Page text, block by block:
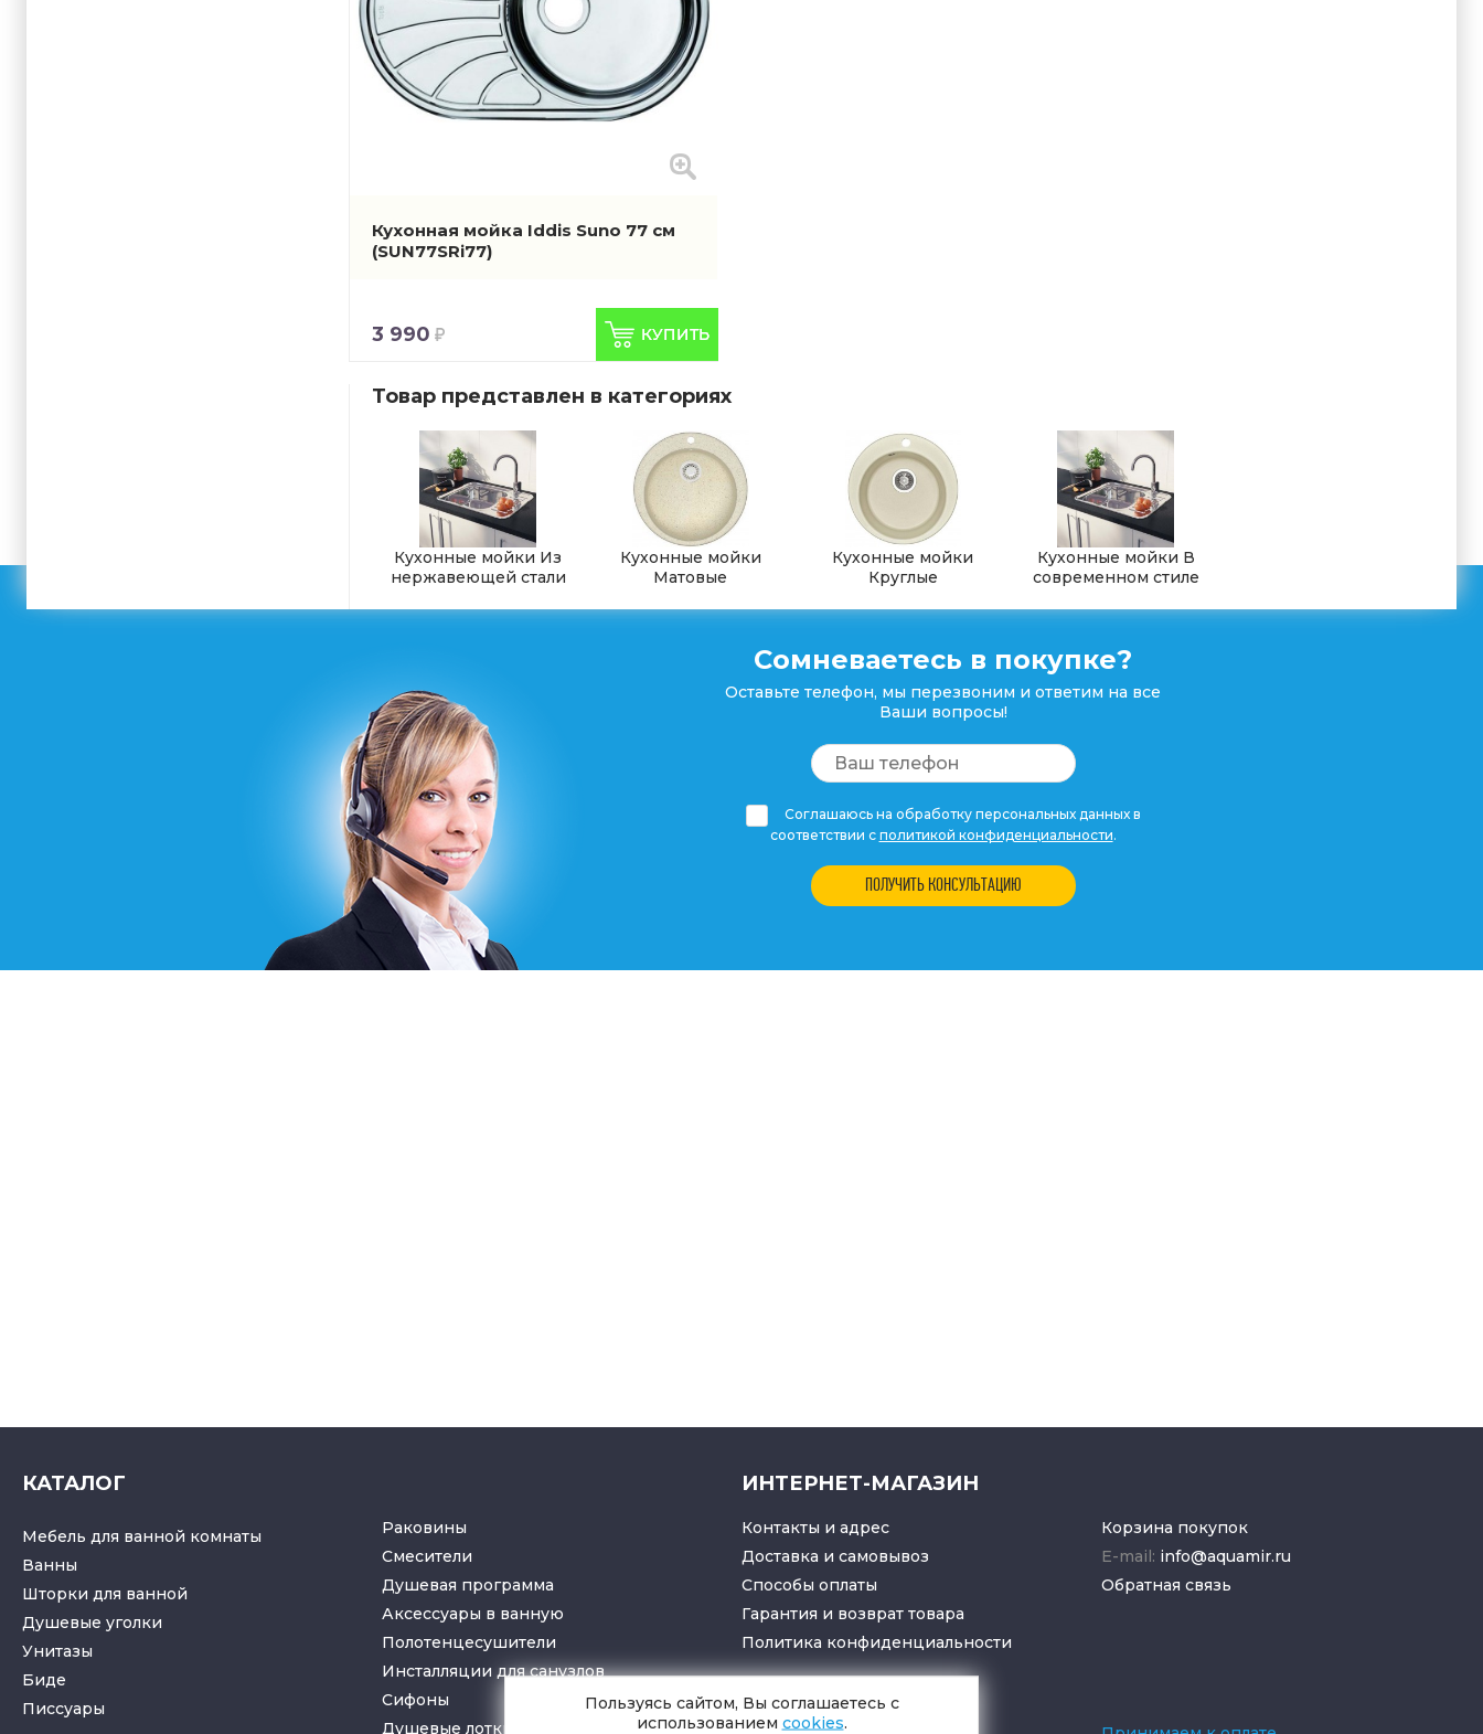
Кухонная мойка Iddis Suno 77 см
(SUN77SRi77)
3 990
Товар представлен в категориях
Кухонные мойки Из
нержавеющей стали
Кухонные мойки
Матовые
Кухонные мойки
Круглые
Кухонные мойки В
современном стиле
Сомневаетесь в покупке?
Оставьте телефон, мы перезвоним и ответим на все
Ваши вопросы!
Соглашаюсь на обработку персональных данных в
соответствии с политикой конфиденциальности.
ПОЛУЧИТЬ КОНСУЛЬТАЦИЮ
КАТАЛОГ
Мебель для ванной комнаты
Ванны
Шторки для ванной
Душевые уголки
Унитазы
Биде
Писсуары
Раковины
Смесители
Душевая программа
Аксессуары в ванную
Полотенцесушители
Инсталляции для санузлов
Cифоны
Душевые лотки
ИНТЕРНЕТ-МАГАЗИН
Контакты и адрес
Доставка и самовывоз
Способы оплаты
Гарантия и возврат товара
Политика конфиденциальности
Корзина покупок
E-mail: info@aquamir.ru
Обратная связь
Пользуясь сайтом, Вы соглашаетесь с
использованием cookies.